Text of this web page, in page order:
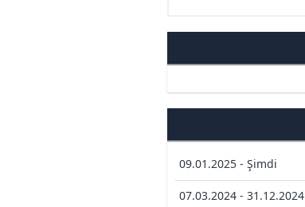
09.01.2025 - Şimdi
07.03.2024 - 31.12.2024